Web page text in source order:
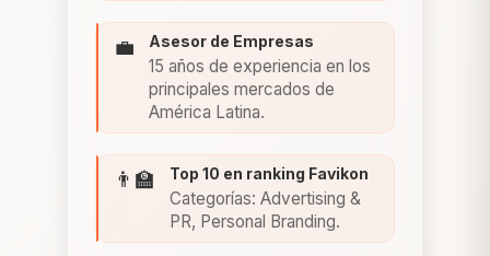
💼 Asesor de Empresas
15 años de experiencia en los
principales mercados de
América Latina.
👨‍🏫 Top 10 en ranking Favikon
Categorías: Advertising &
PR, Personal Branding.